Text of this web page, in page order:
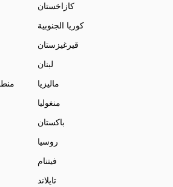
كازاخستان
كوريا الجنوبية
قيرغيزستان
لبنان
ماليزيا
منغوليا
باكستان
روسيا
فيتنام
تايلاند